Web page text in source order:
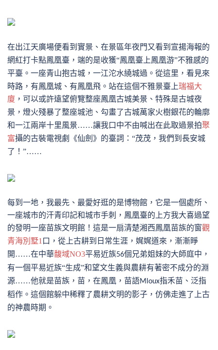
在出江天廣場便看到實景、在景區年夜門又看到宣揚海報的
網紅打卡點鳳凰臺，端的是收獲“鳳凰臺上鳳凰游”不雅感的
平臺 。一座青山抱古城，一江沱水繞城過。從這里，看見來
時路，有鳳凰城、有鳳凰飛。站在這個不雅景臺上瑞福大
廈 ，可以或許遠望俯覽整座鳳凰古城美景 、特殊是古城夜
景，燈火殘暴了整座城池、勾畫了古城萬家火樹銀花的輪廓
和一江兩岸十里風景……讓我口中不由喊出在此取過景拍聚
富攝的古裝電視劇《仙劍》的臺詞：“茂茂，我們到長安城
了！”……
每到一地，我最先、最愛好逛的是博物館，它是一個處所、
一座城市的汗青印記和城市手刺，鳳凰臺的上方我大喜過望
的發明一座苗族文明館！ 這是一扇清楚湘西鳳凰苗族的窗觀
青海別墅1 口，從上古耕到日常生涯，娓娓道來，漸漸睜
開……在中華馥域NO3平易近族56個兄弟姐妹的大師庭中，
有一個平易近族“生成”和望文生義與農耕有著密不成分的淵
源……他就是苗族，苗，在鳳凰，苗語Mloux指禾苗、泛指
稻作。這個館躲中稀釋了農耕文明的影子，仿佛走進了上古
的神農時期。